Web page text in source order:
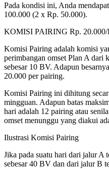
Pada kondisi ini, Anda
100.000 (2 x Rp. 50.000).
KOMISI PAIRING Rp. 20.000/
Komisi Pairing adalah komisi
perimbangan omset Plan A dari
sebesar 10 BV. Adapun
20.000 per pairing.
Komisi Pairing ini dihitung
mingguan. Adapun batas
hari adalah 12 pairing atau
omset menunggu yang diakui
Ilustrasi Komisi Pairing
Jika pada suatu hari dari jalur A
sebesar 40 BV dan dari jalur B